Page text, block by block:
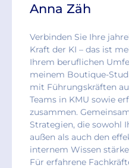
Anna Zäh
Verbinden Sie Ihre
Kraft der KI – das ist
Ihrem beruflichen
meinem Boutique-
mit Führungskräften
Teams in KMU sowie
zusammen.
Strategien, die sowohl
außen als auch den
internem Wissen
Für erfahrene